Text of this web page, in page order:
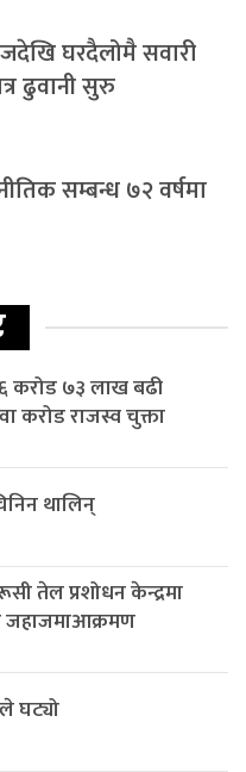
घरदैलोमै सवारी
ढुवानी सुरु
सम्बन्ध ७२ वर्षमा
६ करोड ७३ लाख बढी
करोड राजस्व चुक्ता
थालिन्
रूसी तेल प्रशोधन केन्द्रमा
र जहाजमाआक्रमण
घट्यो